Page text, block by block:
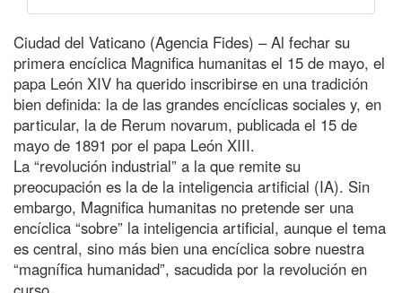
Ciudad del Vaticano (Agencia Fides) – Al fechar su
primera encíclica Magnifica humanitas el 15 de mayo, el
papa León XIV ha querido inscribirse en una tradición
bien definida: la de las grandes encíclicas sociales y, en
particular, la de Rerum novarum, publicada el 15 de
mayo de 1891 por el papa León XIII.
La “revolución industrial” a la que remite su
preocupación es la de la inteligencia artificial (IA). Sin
embargo, Magnifica humanitas no pretende ser una
encíclica “sobre” la inteligencia artificial, aunque el tema
es central, sino más bien una encíclica sobre nuestra
“magnífica humanidad”, sacudida por la revolución en